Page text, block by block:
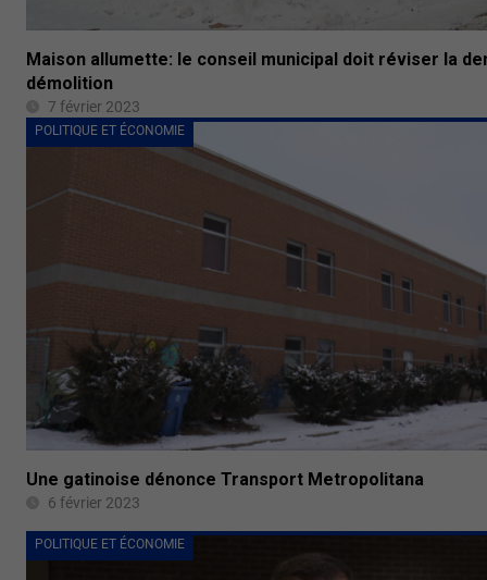
Maison allumette: le conseil municipal doit réviser la
démolition
7 février 2023
POLITIQUE ET ÉCONOMIE
Une gatinoise dénonce Transport Metropolitana
6 février 2023
POLITIQUE ET ÉCONOMIE